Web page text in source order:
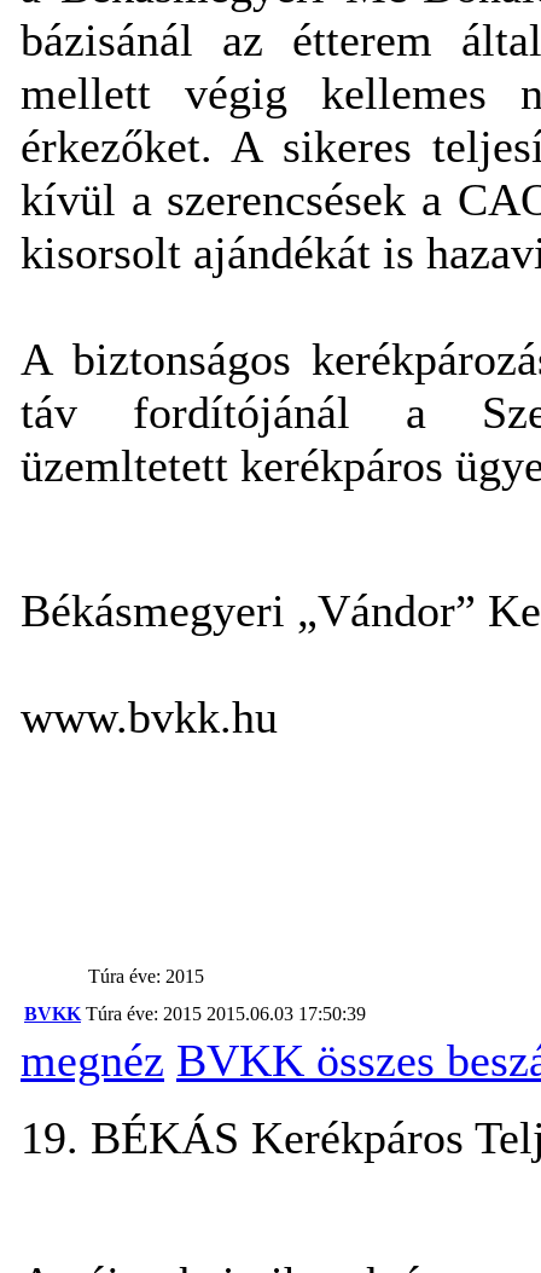
bázisánál az étterem
mellett végig kellemes
érkezőket. A sikeres
kívül a szerencsések a
kisorsolt ajándékát is
A biztonságos
táv fordítójánál a
üzemltetett kerékpáros
Békásmegyeri „Vándor”
www.bvkk.hu
Túra éve: 2015
BVKK Túra éve: 2015 2015.06.03 17:50:39
megnéz BVKK összes
19. BÉKÁS Kerékpáros